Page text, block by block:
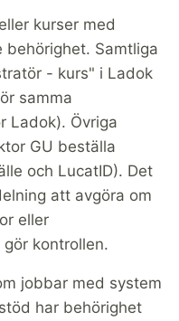
kurser med
behörighet. Samtliga
- kurs" i Ladok
samma
Ladok). Övriga
GU beställa
och LucatID). Det
att avgöra om
eller
kontrollen.
jobbar med system
har behörighet